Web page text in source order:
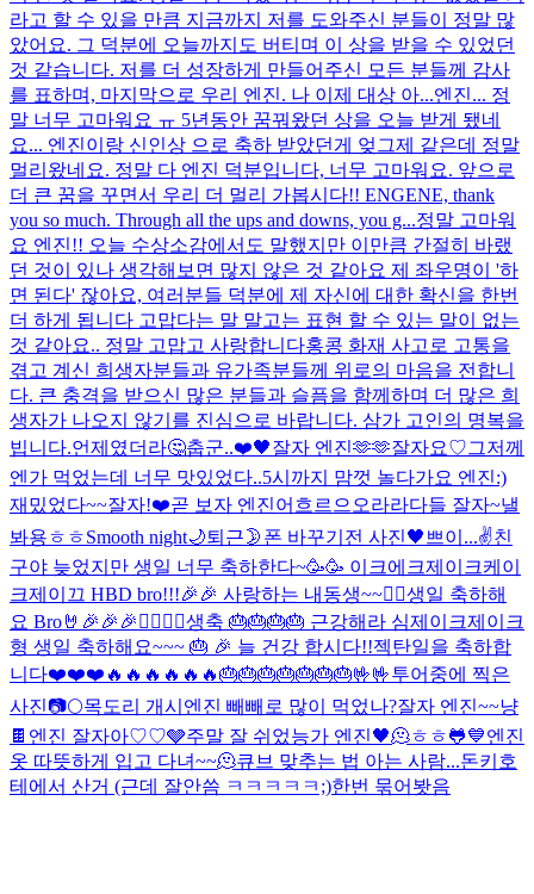
라고 할 수 있을 만큼 지금까지 저를 도와주신 분들이 정말 많
았어요. 그 덕분에 오늘까지도 버티며 이 상을 받을 수 있었던
것 같습니다. 저를 더 성장하게 만들어주신 모든 분들께 감사
를 표하며, 마지막으로 우리 엔진. 나 이제 대상 아...엔진... 정
말 너무 고마워요 ㅠ 5년동안 꿈꿔왔던 상을 오늘 받게 됐네
요... 엔진이랑 신인상 으로 축하 받았던게 엊그제 같은데 정말
멀리왔네요. 정말 다 엔진 덕분입니다, 너무 고마워요. 앞으로
더 큰 꿈을 꾸면서 우리 더 멀리 가봅시다!! ENGENE, thank
you so much. Through all the ups and downs, you g...정말 고마워
요 엔진!! 오늘 수상소감에서도 말했지만 이만큼 간절히 바랬
던 것이 있나 생각해보면 많지 않은 것 같아요 제 좌우명이 '하
면 된다' 잖아요, 여러분들 덕분에 제 자신에 대한 확신을 한번
더 하게 됩니다 고맙다는 말 말고는 표현 할 수 있는 말이 없는
것 같아요.. 정말 고맙고 사랑합니다홍콩 화재 사고로 고통을
겪고 계신 희생자분들과 유가족분들께 위로의 마음을 전합니
다. 큰 충격을 받으신 많은 분들과 슬픔을 함께하며 더 많은 희
생자가 나오지 않기를 진심으로 바랍니다. 삼가 고인의 명복을
빕니다.언제였더라🤔춥군..❤️🖤잘자 엔진🫶🫶잘자요♡그저께
엔가 먹었는데 너무 맛있었다..5시까지 맘껏 놀다가요 엔진:)
재밌었다~~잘자!❤️곧 보자 엔진어흐르으오라라다들 잘자~낼
봐용ㅎㅎSmooth night🌙퇴근🌛 폰 바꾸기전 사진🖤 쁘이...✌️친
구야 늦었지만 생일 너무 축하한다~🥳🥳 이크에크제이크케이
크제이끄 HBD bro!!!🎉🎉 사랑하는 내동생~~❤️‍🔥생일 축하해
요 Bro🤘🎉🎉🎉❤️‍🔥❤️‍🔥생축 🎂🎂🎂🎂 근강해라 심제이크제이크
형 생일 축하해요~~~ 🎂 🎉 늘 건강 합시다!!젝탄일을 축하합
니다❤️❤️❤️🔥🔥🔥🔥🔥🔥🎂🎂🎂🎂🎂🎂🎂🤟🤟투어중에 찍은
사진📷🌕목도리 개시 엔진 빼빼로 많이 먹었나?잘자 엔진~~냥
🍫 엔진 잘자아♡♡🩶주말 잘 쉬었능가 엔진🖤🫠ㅎㅎ🐸💙엔진
옷 따뜻하게 입고 다녀~~🫠큐브 맞추는 법 아는 사람...돈키호
테에서 산거 (근데 잘안씀 ㅋㅋㅋㅋㅋ;)한번 묶어봣음